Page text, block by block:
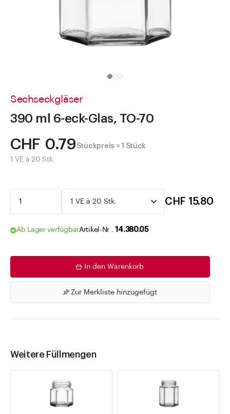
Sechseckgläser
390 ml 6-eck-Glas, TO-70
CHF 0.79 Stückpreis = 1 Stück
1 VE à 20 Stk.
CHF 15.80
Ab Lager verfügbarArtikel-Nr . 14.380.05
In den Warenkorb
Zur Merkliste hinzugefügt
Weitere Füllmengen